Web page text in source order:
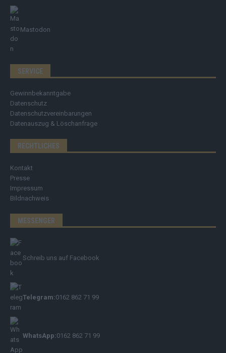
Mastodon
SERVICE
Gewinnbekanntgabe
Datenschutz
Datenschutzvereinbarungen
Datenauszug & Löschanfrage
RECHTLICHES
Kontakt
Presse
Impressum
Bildnachweis
MESSENGER
Schreib uns auf Facebook
Telegram:0162 862 71 99
WhatsApp:0162 862 71 99